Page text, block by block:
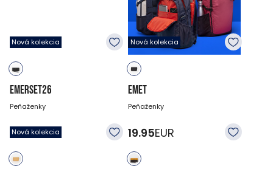
Nová kolekcia
EMERSET26
Peňaženky
19.95EUR
Nová kolekcia
EMET
Peňaženky
19.95EUR
Nová kolekcia